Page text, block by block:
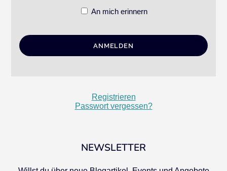
An mich erinnern
Registrieren
Passwort vergessen?
NEWSLETTER